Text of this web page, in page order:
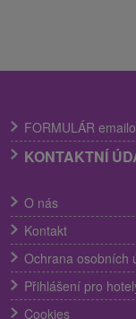
FORMULÁR
KONTAKTNÍ
O nás
Kontakt
Ochrana osobních
Přihlášení pro
Cookies